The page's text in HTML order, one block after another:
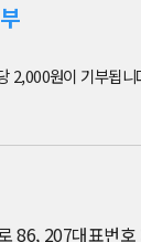
2,000원이 기부됩니
86, 207대표번